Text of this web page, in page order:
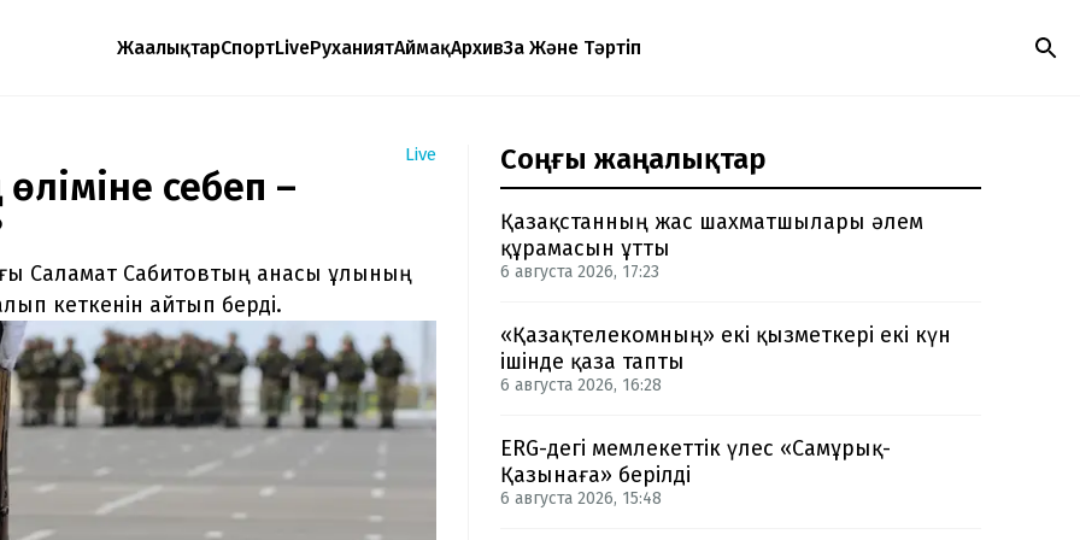
ЖаңалықтарСпортLiveРуханиятАймақАрхивЗаң Және Тәртіп
Live
себеп –
Саламат Сабитовтың анасы ұлының
кеткенін айтып берді.
Соңғы жаңалықтар
Қазақстанның жас шахматшылары әлем
құрамасын ұтты
6 августа 2026, 17:23
«Қазақтелекомның» екі қызметкері екі күн
ішінде қаза тапты
6 августа 2026, 16:28
ERG-дегі мемлекеттік үлес «Самұрық-
Қазынаға» берілді
6 августа 2026, 15:48